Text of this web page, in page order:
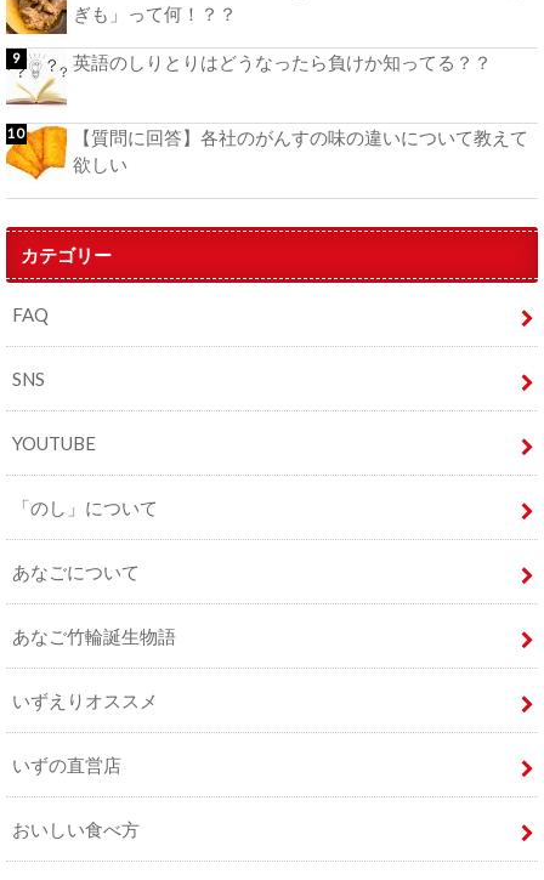
ぎも」って何！？？
英語のしりとりはどうなったら負けか知ってる？？
【質問に回答】各社のがんすの味の違いについて教えて
欲しい
カテゴリー
FAQ
SNS
YOUTUBE
「のし」について
あなごについて
あなご竹輪誕生物語
いずえりオススメ
いずの直営店
おいしい食べ方